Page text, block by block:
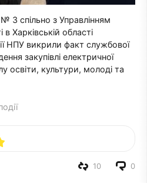
3 спільно з Управлінням
в Харківській області
НПУ викрили факт службової
закупівлі електричної
освіти, культури, молоді та
0
10